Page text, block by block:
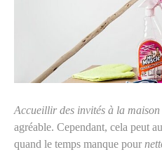
Accueillir des invités à la maison
agréable. Cependant, cela peut
quand le temps manque pour